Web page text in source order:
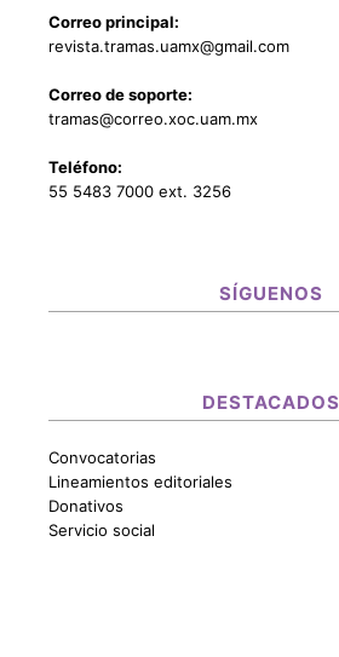
Correo principal:
revista.tramas.uamx@gmail.com
Correo de soporte:
tramas@correo.xoc.uam.mx
Teléfono:
55 5483 7000 ext. 3256
SÍGUENOS
DESTACADOS
Convocatorias
Lineamientos editoriales
Donativos
Servicio social